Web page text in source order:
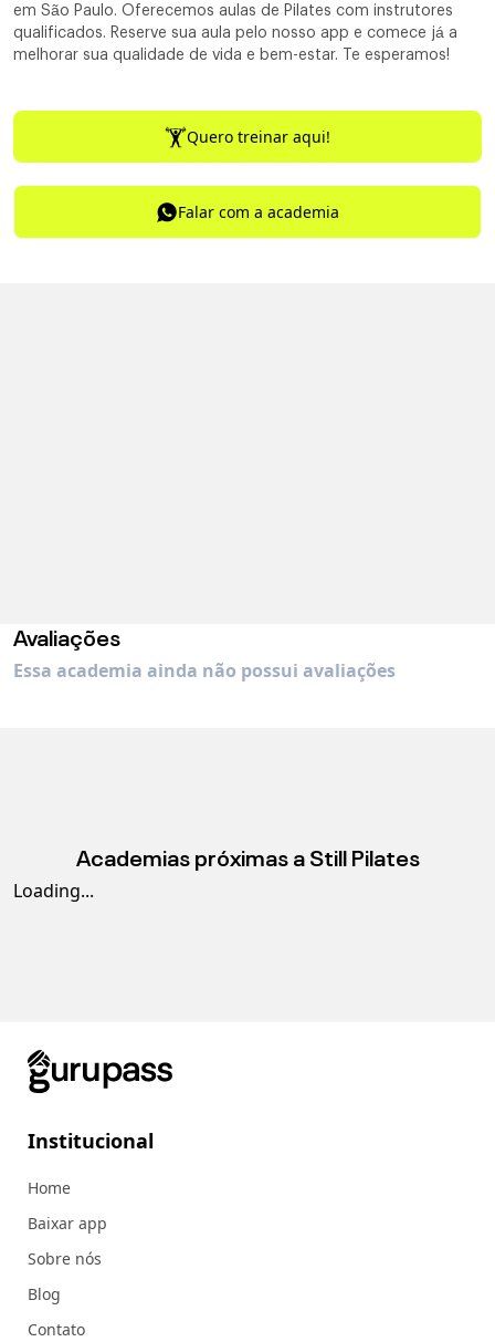
em São Paulo. Oferecemos aulas de Pilates com instrutores
qualificados. Reserve sua aula pelo nosso app e comece já a
melhorar sua qualidade de vida e bem-estar. Te esperamos!
Quero treinar aqui!
Falar com a academia
Avaliações
Essa academia ainda não possui avaliações
Academias próximas a Still Pilates
Loading...
Institucional
Home
Baixar app
Sobre nós
Blog
Contato